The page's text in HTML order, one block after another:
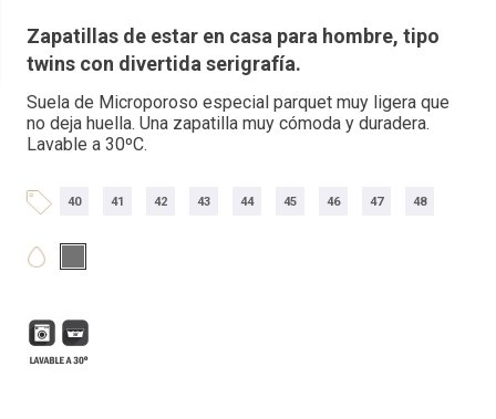
Zapatillas de estar en casa para hombre, tipo
twins con divertida serigrafía.
Suela de Microporoso especial parquet muy ligera que
no deja huella. Una zapatilla muy cómoda y duradera.
Lavable a 30ºC.
40 41 42 43 44 45 46 47 48